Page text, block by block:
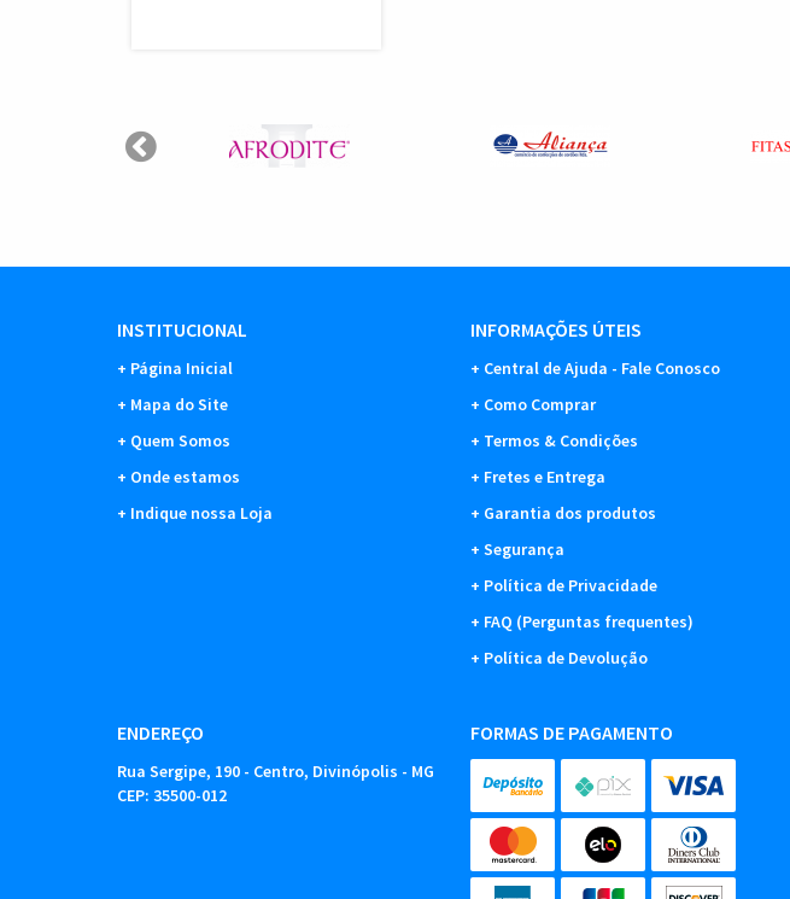
INSTITUCIONAL
Página Inicial
Mapa do Site
Quem Somos
Onde estamos
Indique nossa Loja
INFORMAÇÕES ÚTEIS
Central de Ajuda - Fale Conosco
Como Comprar
Termos & Condições
Fretes e Entrega
Garantia dos produtos
Segurança
Política de Privacidade
FAQ (Perguntas frequentes)
Política de Devolução
ENDEREÇO
Rua Sergipe, 190 - Centro, Divinópolis - MG
CEP: 35500-012
FORMAS DE PAGAMENTO